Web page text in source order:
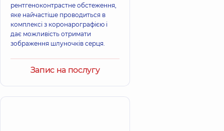
рентгеноконтрастне обстеження,
яке найчастіше проводиться в
комплексі з коронарографією і
дає можливість отримати
зображення шлуночків серця.
Запис на послугу